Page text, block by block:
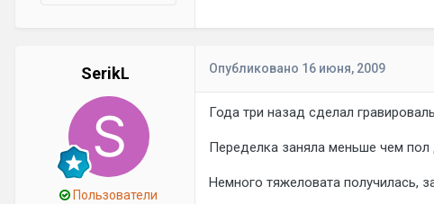
SerikL
Пользователи
Опубликовано 16 июня, 2009
Года три назад сделал
Переделка заняла меньше чем пол
Немного тяжеловата получилась,